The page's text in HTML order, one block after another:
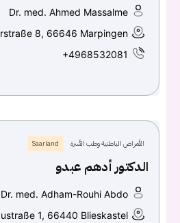
Dr. med. Ahmed Massalme
8, 66646 Marpingen
+4968532081
الأمراض الباطنية وطب الأسرة Saarland
الدكتور أدهم عبدو
Dr. med. Adham-Rouhi Abdo
1, 66440 Blieskastel